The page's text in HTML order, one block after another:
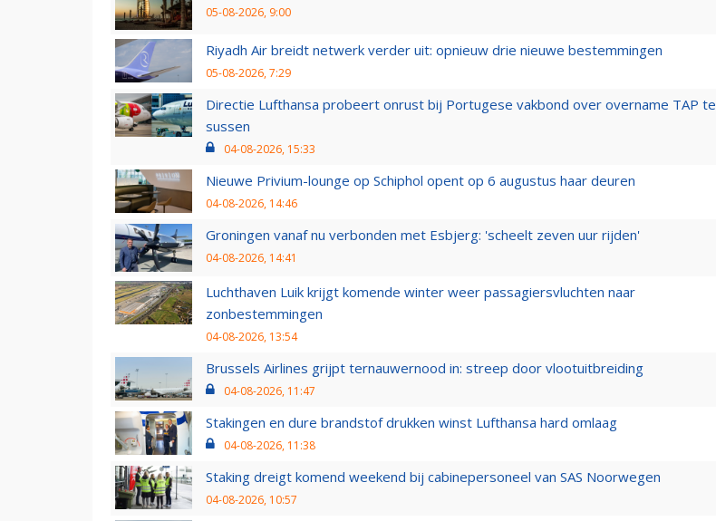
05-08-2026, 9:00
Riyadh Air breidt netwerk verder uit: opnieuw drie nieuwe bestemmingen
05-08-2026, 7:29
Directie Lufthansa probeert onrust bij Portugese vakbond over overname TAP te
sussen
04-08-2026, 15:33
Nieuwe Privium-lounge op Schiphol opent op 6 augustus haar deuren
04-08-2026, 14:46
Groningen vanaf nu verbonden met Esbjerg: 'scheelt zeven uur rijden'
04-08-2026, 14:41
Luchthaven Luik krijgt komende winter weer passagiersvluchten naar
zonbestemmingen
04-08-2026, 13:54
Brussels Airlines grijpt ternauwernood in: streep door vlootuitbreiding
04-08-2026, 11:47
Stakingen en dure brandstof drukken winst Lufthansa hard omlaag
04-08-2026, 11:38
Staking dreigt komend weekend bij cabinepersoneel van SAS Noorwegen
04-08-2026, 10:57